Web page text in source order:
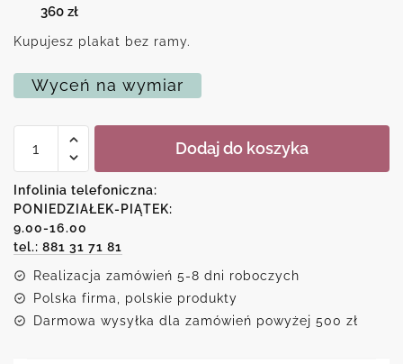
360 zł
Kupujesz plakat bez ramy.
Wyceń na wymiar
ilość
Zestaw
plakatów
Twinkle
twinkle
little
star
Dodaj do koszyka
Infolinia telefoniczna:
PONIEDZIAŁEK-PIĄTEK:
9.00-16.00
tel.: 881 31 71 81
Realizacja zamówień 5-8 dni roboczych
Polska firma, polskie produkty
Darmowa wysyłka dla zamówień powyżej 500 zł